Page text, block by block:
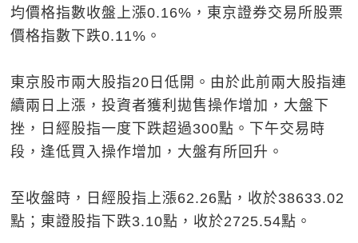
均價格指數收盤上漲0.16%，東京證券交易所股票
價格指數下跌0.11%。
東京股市兩大股指20日低開。由於此前兩大股指連
續兩日上漲，投資者獲利拋售操作增加，大盤下
挫，日經股指一度下跌超過300點。下午交易時
段，逢低買入操作增加，大盤有所回升。
至收盤時，日經股指上漲62.26點，收於38633.02
點；東證股指下跌3.10點，收於2725.54點。